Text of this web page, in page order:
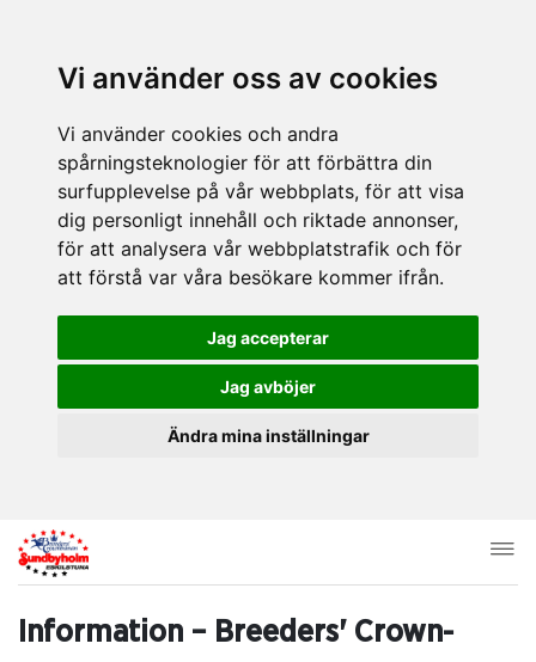
Vi använder oss av cookies
Vi använder cookies och andra
spårningsteknologier för att förbättra din
surfupplevelse på vår webbplats, för att visa
dig personligt innehåll och riktade annonser,
för att analysera vår webbplatstrafik och för
att förstå var våra besökare kommer ifrån.
Jag accepterar
Jag avböjer
Ändra mina inställningar
Information – Breeders' Crown-